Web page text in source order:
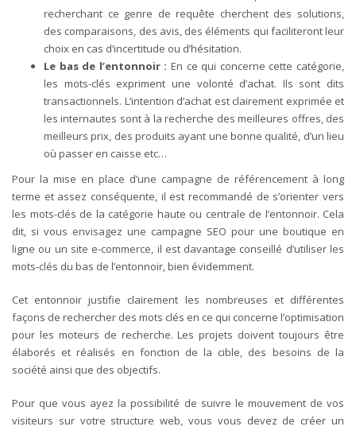
recherchant ce genre de requête cherchent des solutions,
des comparaisons, des avis, des éléments qui faciliteront leur
choix en cas d’incertitude ou d’hésitation.
Le bas de l’entonnoir : En ce qui concerne cette catégorie,
les mots-clés expriment une volonté d’achat. Ils sont dits
transactionnels. L’intention d’achat est clairement exprimée et
les internautes sont à la recherche des meilleures offres, des
meilleurs prix, des produits ayant une bonne qualité, d’un lieu
où passer en caisse etc…
Pour la mise en place d’une campagne de référencement à long
terme et assez conséquente, il est recommandé de s’orienter vers
les mots-clés de la catégorie haute ou centrale de l’entonnoir. Cela
dit, si vous envisagez une campagne SEO pour une boutique en
ligne ou un site e-commerce, il est davantage conseillé d’utiliser les
mots-clés du bas de l’entonnoir, bien évidemment.
Cet entonnoir justifie clairement les nombreuses et différentes
façons de rechercher des mots clés en ce qui concerne l’optimisation
pour les moteurs de recherche. Les projets doivent toujours être
élaborés et réalisés en fonction de la cible, des besoins de la
société ainsi que des objectifs.
Pour que vous ayez la possibilité de suivre le mouvement de vos
visiteurs sur votre structure web, vous vous devez de créer un